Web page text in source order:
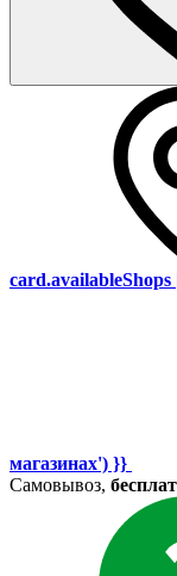
магазинах') }}
Самовывоз,